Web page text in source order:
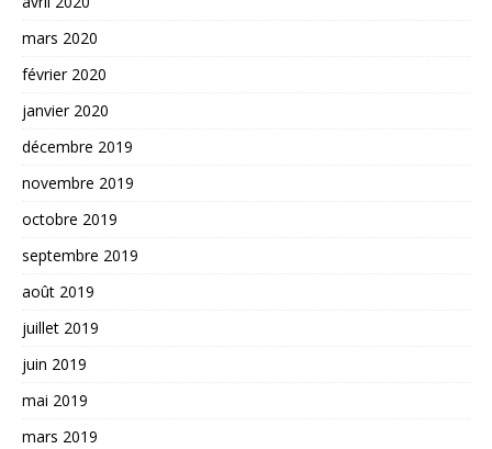
mars 2020
février 2020
janvier 2020
décembre 2019
novembre 2019
octobre 2019
septembre 2019
août 2019
juillet 2019
juin 2019
mai 2019
mars 2019